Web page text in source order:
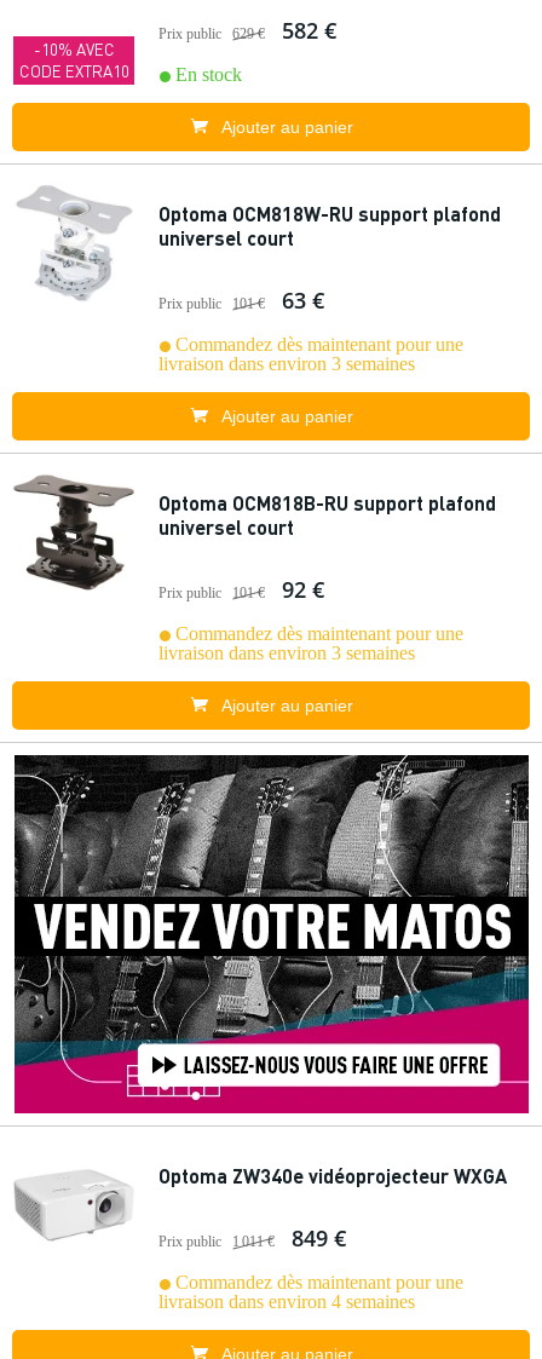
-10% AVEC
CODE EXTRA10
Prix public 629 € 582 €
En stock
Ajouter au panier
Optoma OCM818W-RU support plafond
universel court
Prix public 101 € 63 €
Commandez dès maintenant pour une
livraison dans environ 3 semaines
Ajouter au panier
Optoma OCM818B-RU support plafond
universel court
Prix public 101 € 92 €
Commandez dès maintenant pour une
livraison dans environ 3 semaines
Ajouter au panier
Optoma ZW340e vidéoprojecteur WXGA
Prix public 1 011 € 849 €
Commandez dès maintenant pour une
livraison dans environ 4 semaines
Ajouter au panier